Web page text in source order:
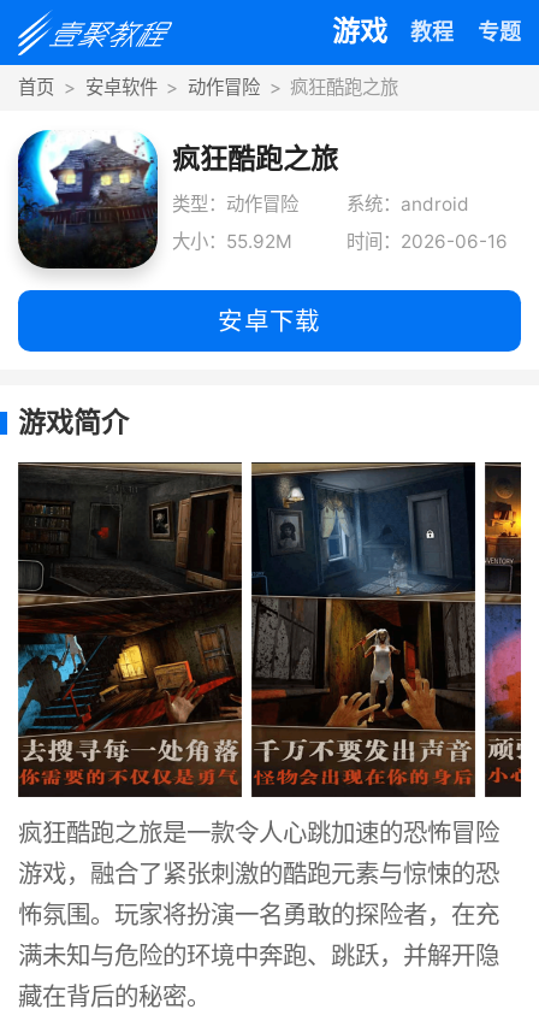
游戏 教程 专题
首页 安卓软件 动作冒险 疯狂酷跑之旅
疯狂酷跑之旅
类型：动作冒险
系统：android
大小：55.92M
时间：2026-06-16
安卓下载
游戏简介
疯狂酷跑之旅是一款令人心跳加速的恐怖冒险
游戏，融合了紧张刺激的酷跑元素与惊悚的恐
怖氛围。玩家将扮演一名勇敢的探险者，在充
满未知与危险的环境中奔跑、跳跃，并解开隐
藏在背后的秘密。